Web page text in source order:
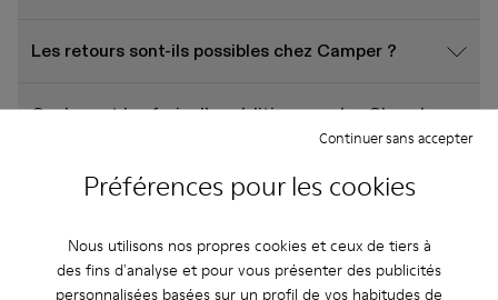
Préférences pour les cookies
Nous utilisons nos propres cookies et ceux de tiers à
des fins d'analyse et pour vous présenter des publicités
personnalisées basées sur un profil de vos habitudes de
Continuer sans accepter
Les retours sont-ils possibles chez Camper ?
Quels sont les frais d'expédition pour les Clogs by
CAMPER FEMME CHAUSSURES CLOGS BY CAMPERLAB POUR FEMME